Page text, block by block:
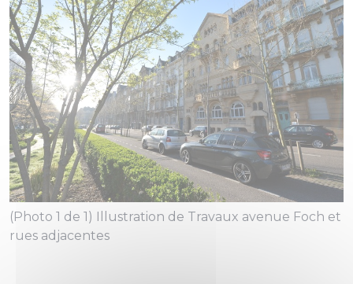
(Photo 1 de 1) Illustration de Travaux avenue Foch et
rues adjacentes